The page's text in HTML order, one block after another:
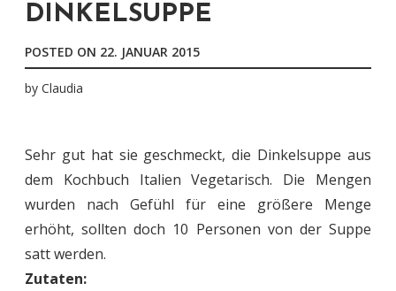
DINKELSUPPE
POSTED ON 22. JANUAR 2015
by Claudia
Sehr gut hat sie geschmeckt, die Dinkelsuppe aus
dem Kochbuch Italien Vegetarisch. Die Mengen
wurden nach Gefühl für eine größere Menge
erhöht, sollten doch 10 Personen von der Suppe
satt werden.
Zutaten: